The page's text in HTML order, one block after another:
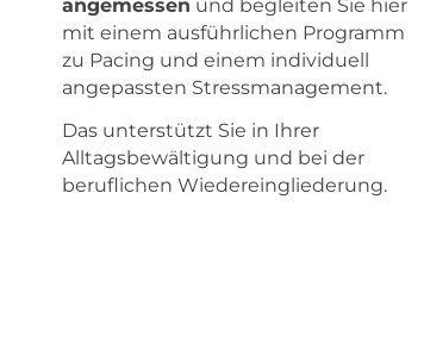
angemessen und begleiten Sie hier
mit einem ausführlichen Programm
zu Pacing und einem individuell
angepassten Stressmanagement.
Das unterstützt Sie in Ihrer
Alltagsbewältigung und bei der
beruflichen Wiedereingliederung.